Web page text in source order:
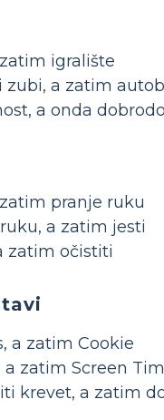
igralište
zubi, a zatim
a onda
pranje ruku
a zatim jesti
zatim očistiti
a zatim Cookie
a zatim Screen
krevet, a zatim